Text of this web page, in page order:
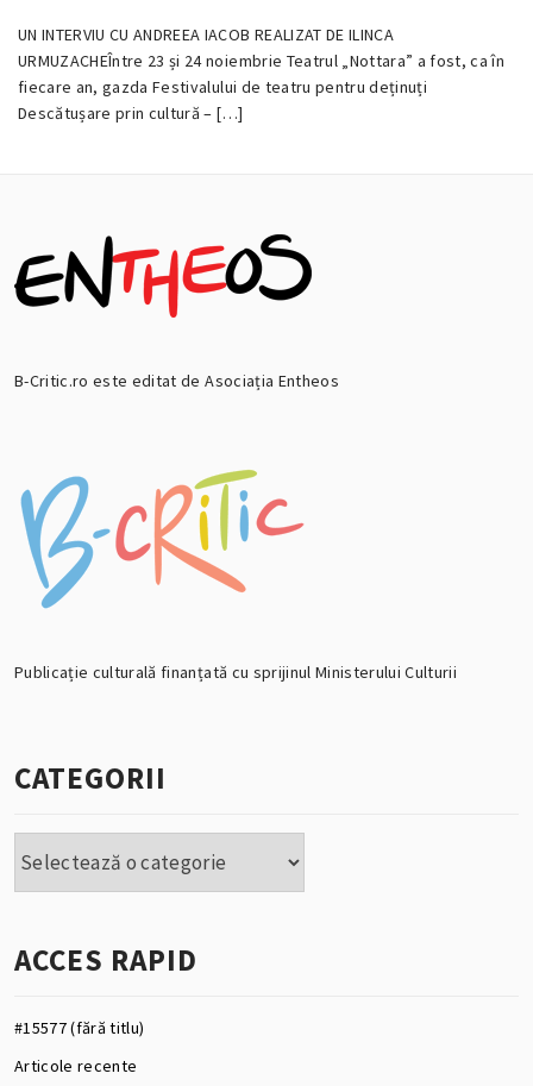
29
NOIEMBRIE
2016
UN INTERVIU CU ANDREEA IACOB REALIZAT DE ILINCA
URMUZACHEÎntre 23 și 24 noiembrie Teatrul „Nottara” a fost, ca în
fiecare an, gazda Festivalului de teatru pentru deținuți
Descătușare prin cultură – […]
B-Critic.ro este editat de Asociația Entheos
Publicație culturală finanțată cu sprijinul Ministerului Culturii
CATEGORII
ACCES RAPID
#15577 (fără titlu)
Articole recente